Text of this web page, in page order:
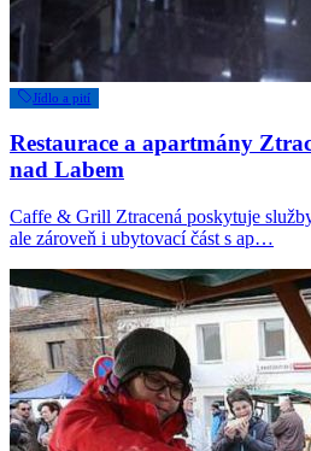
Jídlo a pití
Restaurace a apartmány
nad Labem
Caffe & Grill Ztracená poskytuje
ale zároveň i ubytovací část s ap…